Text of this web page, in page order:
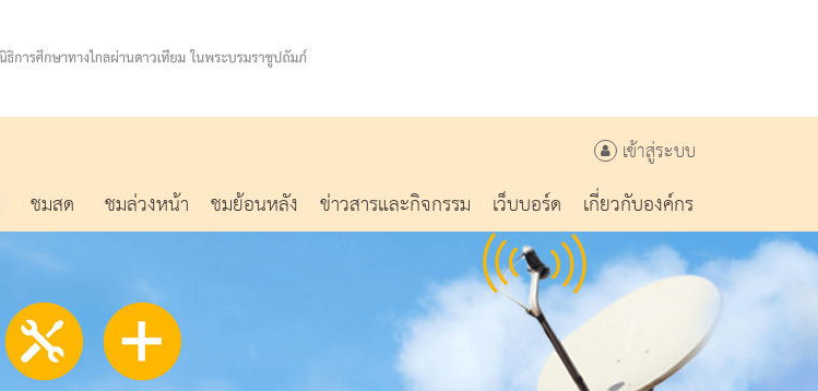
เข้าสู่ระบบ
ชมสด ชมล่วงหน้า ชมย้อนหลัง ข่าวสารและกิจกรรม เว็บบอร์ด เกี่ยวกับองค์กร